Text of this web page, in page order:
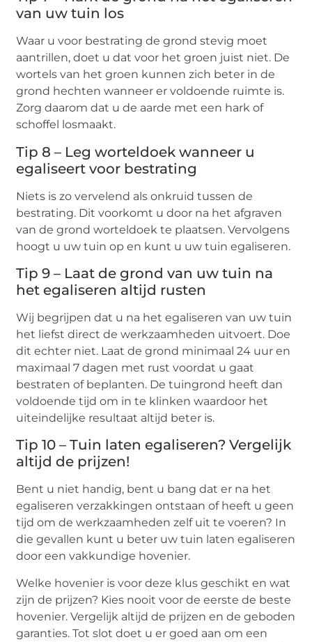
van uw tuin los
Waar u voor bestrating de grond stevig moet
aantrillen, doet u dat voor het groen juist niet. De
wortels van het groen kunnen zich beter in de
grond hechten wanneer er voldoende ruimte is.
Zorg daarom dat u de aarde met een hark of
schoffel losmaakt.
Tip 8 – Leg worteldoek wanneer u
egaliseert voor bestrating
Niets is zo vervelend als onkruid tussen de
bestrating. Dit voorkomt u door na het afgraven
van de grond worteldoek te plaatsen. Vervolgens
hoogt u uw tuin op en kunt u uw tuin egaliseren.
Tip 9 – Laat de grond van uw tuin na
het egaliseren altijd rusten
Wij begrijpen dat u na het egaliseren van uw tuin
het liefst direct de werkzaamheden uitvoert. Doe
dit echter niet. Laat de grond minimaal 24 uur en
maximaal 7 dagen met rust voordat u gaat
bestraten of beplanten. De tuingrond heeft dan
voldoende tijd om in te klinken waardoor het
uiteindelijke resultaat altijd beter is.
Tip 10 – Tuin laten egaliseren? Vergelijk
altijd de prijzen!
Bent u niet handig, bent u bang dat er na het
egaliseren verzakkingen ontstaan of heeft u geen
tijd om de werkzaamheden zelf uit te voeren? In
die gevallen kunt u beter uw tuin laten egaliseren
door een vakkundige hovenier.
Welke hovenier is voor deze klus geschikt en wat
zijn de prijzen? Kies nooit voor de eerste de beste
hovenier. Vergelijk altijd de prijzen en de geboden
garanties. Tot slot doet u er goed aan om een